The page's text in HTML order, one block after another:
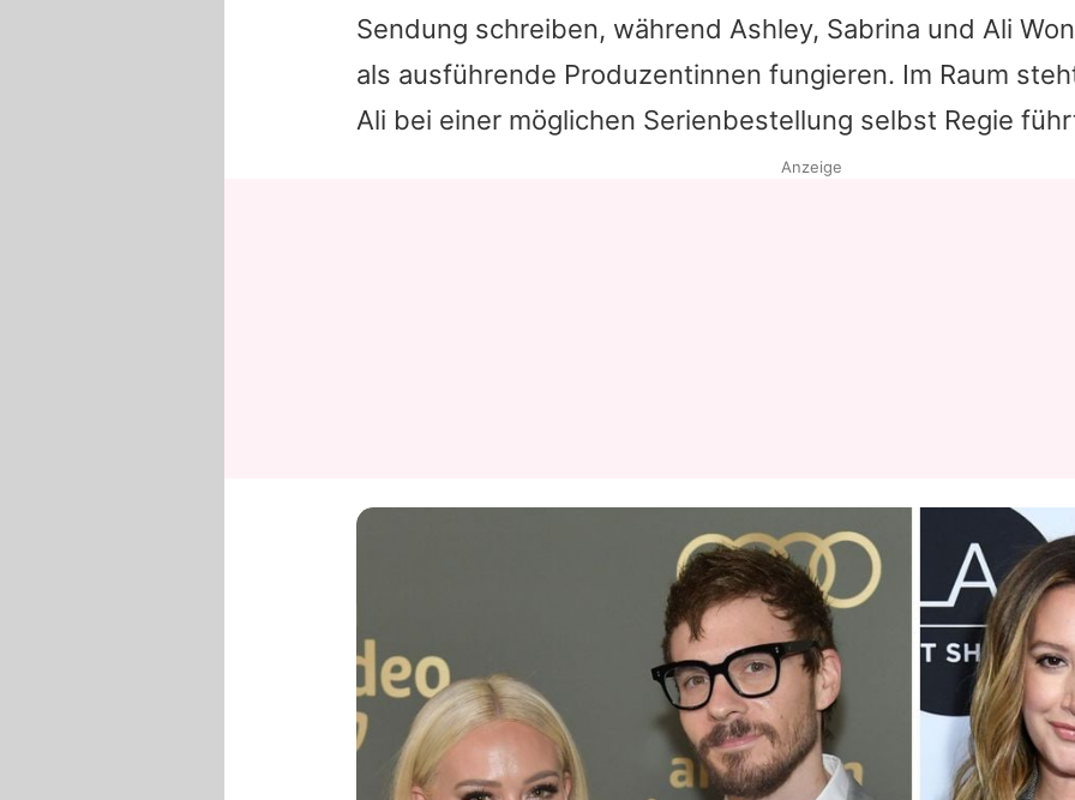
Sendung schreiben, während Ashley, Sabrina und Ali
als ausführende Produzentinnen fungieren. Im Raum
Ali bei einer möglichen Serienbestellung selbst Regie
Anzeige